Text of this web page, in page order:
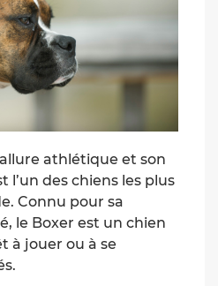
athlétique et son
l’un des chiens les plus
Connu pour sa
le Boxer est un chien
à jouer ou à se